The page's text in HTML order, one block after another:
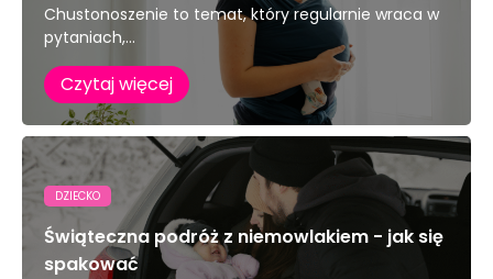
Chustonoszenie to temat, który regularnie wraca w
pytaniach,...
Czytaj więcej
DZIECKO
Świąteczna podróż z niemowlakiem - jak się
spakować